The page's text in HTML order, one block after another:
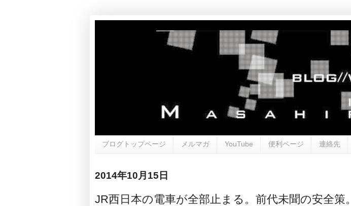
ブログトップページ メルマガ YouTube 便利ページ 連絡先
2014年10月15日
JR西日本の電車が全部止まる。前代未聞の安全策。